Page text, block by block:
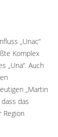
„Unac“
Komplex
„Una“. Auch
„Martin
das